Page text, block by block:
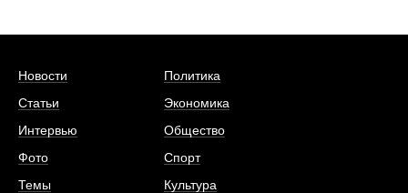
Новости
Статьи
Интервью
Фото
Темы
Политика
Экономика
Общество
Спорт
Культура